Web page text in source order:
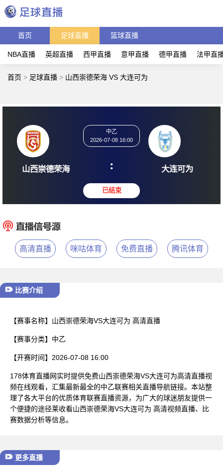
首页 足球直播 篮球直播
NBA直播 英超直播 西甲直播 意甲直播 德甲直播 法甲直
首页 > 足球直播 > 山西崇德荣海 VS 大连可为
山西崇德荣海
2026-07-08 16:00
: 大连
高清直播 咪咕体育 免费直播 腾讯体育
比赛介绍
【赛事名称】 山西崇德荣海VS大连可为 高清直播
【赛事分类】 中乙
【开赛时间】 2026-07-08 16:00
178体育直播网实时提供免费山西崇德荣海VS大连可为高清直播视
频在线观看，汇集最新最全的中乙联赛相关直播导航链接。本站整
理了各大平台的优质体育联赛直播资源，为广大的球迷朋友提供一
个便捷的途径莱收看山西崇德荣海VS大连可为 高清视频直播、比
赛数据分析等信息。
更多直播